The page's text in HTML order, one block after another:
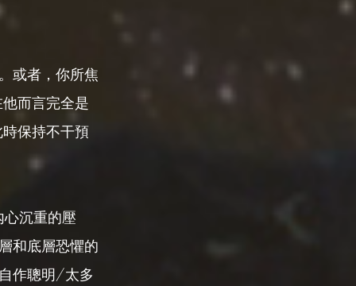
或者，你所焦
而言完全是
保持不干預
沉重的壓
和底層恐懼的
作聰明/太多